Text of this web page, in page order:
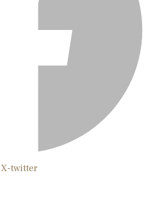
X-twitter